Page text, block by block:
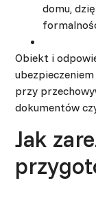
domu,
Obiekt i
przy
dokumentów
Jak